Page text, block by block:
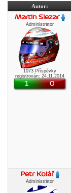
Autor:
Martin Slezar
Administrátor
1073 Příspěvky
registrován: 24.11.2014
1 0
Petr Kolář
Administrátor